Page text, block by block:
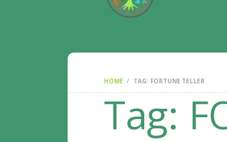
HOME TAG: FORTUNE TELLER
Tag: